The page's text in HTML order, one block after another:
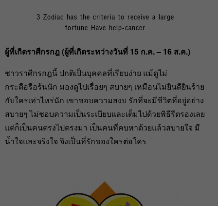
3 Zodiac has the criteria to receive a large
fortune Have help-cancer
ผู้ที่เกิดราศีกรกฎ (ผู้ที่เกิดระหว่างวันที่ 15 ก.ค. – 16 ส.ค.)
ชาวราศีกรกฎนี้ ปกติเป็นบุคคลที่เรียบง่าย แม้ดูไม่
กระตือรือร้นนัก มองดูไปเรื่อยๆ สบายๆ เหมือนไม่ยินดียินร้าย
กับใครเท่าไหร่นัก เขาชอบความสงบ รักที่จะมีชีวิตที่อยู่อย่าง
สบายๆ ไม่ชอบความเป็นระเบียบและเต็มไปด้วยพิธีรีตรองเลย
แต่ก็เป็นคนตรงไปตรงมา เป็นคนที่คบหาด้วยแล้วสบายใจ มี
น้ำใจและจริงใจ จึงเป็นที่รักของใครต่อใคร